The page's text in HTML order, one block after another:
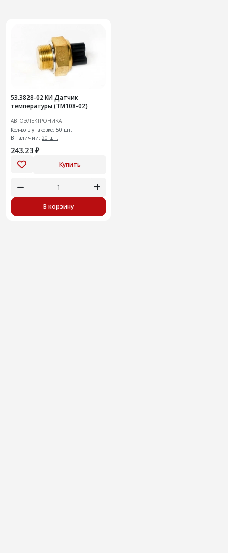
53.3828-02 КИ Датчик
температуры (ТМ108-02)
АВТОЭЛЕКТРОНИКА
Кол-во в упаковке: 50 шт.
В наличии: 20 шт.
243.23 ₽
Купить
В корзину